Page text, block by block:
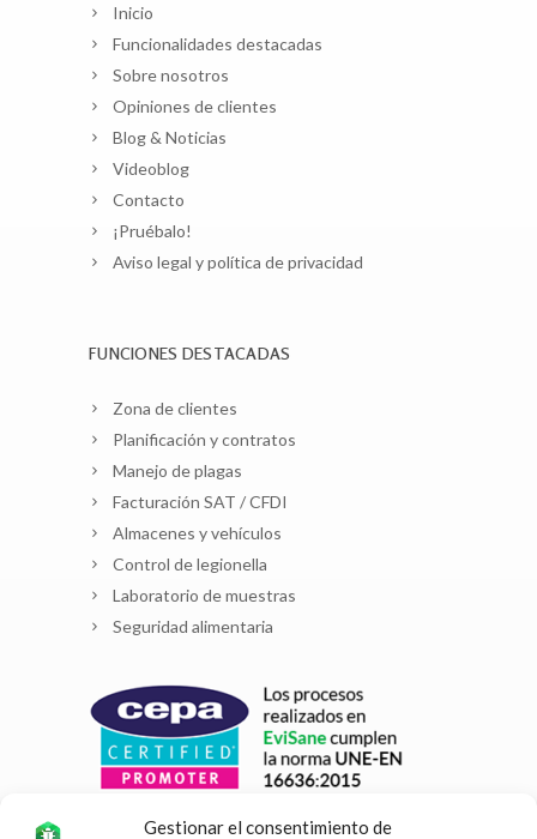
Gestionar el consentimiento de
Inicio
Funcionalidades destacadas
Sobre nosotros
Opiniones de clientes
Blog & Noticias
Videoblog
Contacto
¡Pruébalo!
Aviso legal y política de privacidad
FUNCIONES DESTACADAS
Zona de clientes
Planificación y contratos
Manejo de plagas
Facturación SAT / CFDI
Almacenes y vehículos
Control de legionella
Laboratorio de muestras
Seguridad alimentaria